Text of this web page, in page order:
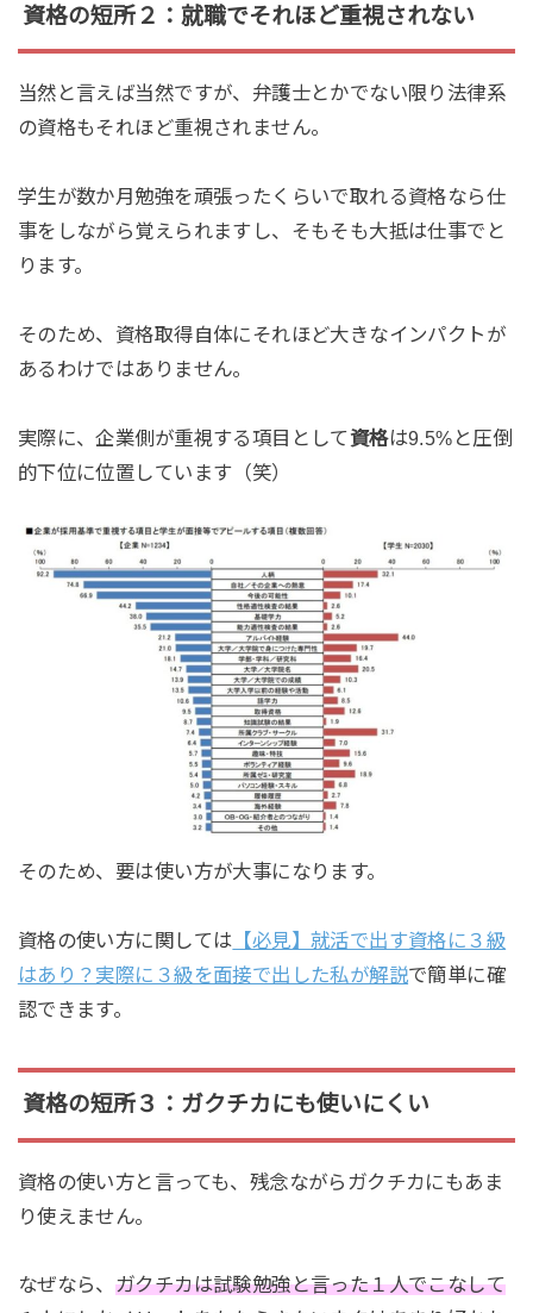
資格の短所２：就職でそれほど重視されない
当然と言えば当然ですが、弁護士とかでない限り法律系
の資格もそれほど重視されません。
学生が数か月勉強を頑張ったくらいで取れる資格なら仕
事をしながら覚えられますし、そもそも大抵は仕事でと
ります。
そのため、資格取得自体にそれほど大きなインパクトが
あるわけではありません。
実際に、企業側が重視する項目として資格は9.5%と圧倒
的下位に位置しています（笑）
そのため、要は使い方が大事になります。
資格の使い方に関しては 【必見】就活で出す資格に３級
はあり？実際に３級を面接で出した私が解説で簡単に確
認できます。
資格の短所３：ガクチカにも使いにくい
資格の使い方と言っても、残念ながらガクチカにもあま
り使えません。
なぜなら、 ガクチカは試験勉強と言った１人でこなして